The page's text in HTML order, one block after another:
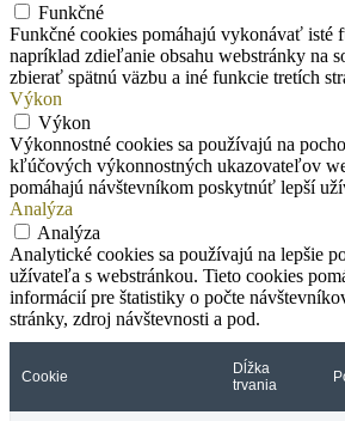
Funkčné
Funkčné cookies pomáhajú vykonávať isté
napríklad zdieľanie obsahu webstránky na
zbierať spätnú väzbu a iné funkcie tretích
Výkon
Výkon
Výkonnostné cookies sa používajú na
kľúčových výkonnostných ukazovateľov
pomáhajú návštevníkom poskytnúť lepší
Analýza
Analýza
Analytické cookies sa používajú na lepšie
užívateľa s webstránkou. Tieto cookies
informácií pre štatistiky o počte
stránky, zdroj návštevnosti a pod.
Cookie
Dĺžka
trvania